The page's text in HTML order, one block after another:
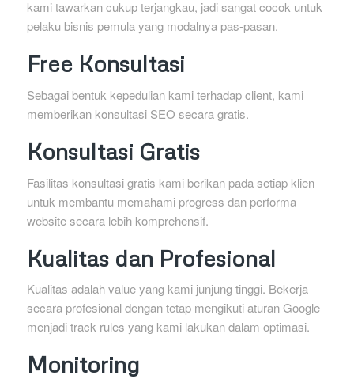
kami tawarkan cukup terjangkau, jadi sangat cocok untuk
pelaku bisnis pemula yang modalnya pas-pasan.
Free Konsultasi
Sebagai bentuk kepedulian kami terhadap client, kami
memberikan konsultasi SEO secara gratis.
Konsultasi Gratis
Fasilitas konsultasi gratis kami berikan pada setiap klien
untuk membantu memahami progress dan performa
website secara lebih komprehensif.
Kualitas dan Profesional
Kualitas adalah value yang kami junjung tinggi. Bekerja
secara profesional dengan tetap mengikuti aturan Google
menjadi track rules yang kami lakukan dalam optimasi.
Monitoring